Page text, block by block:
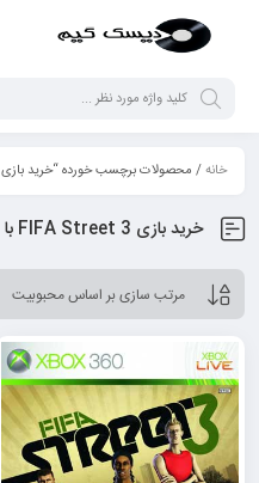
خانه/ محصولات برچسب خورده “خرید بازی FIFA Street 3 با قیمت ارزان”
خرید بازی FIFA Street 3 با قیمت ارزان